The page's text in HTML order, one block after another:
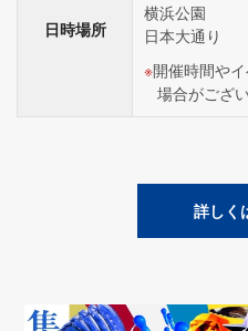
日時場所
横浜公園
日本大通り
開催時間や
場合がござ
詳しく